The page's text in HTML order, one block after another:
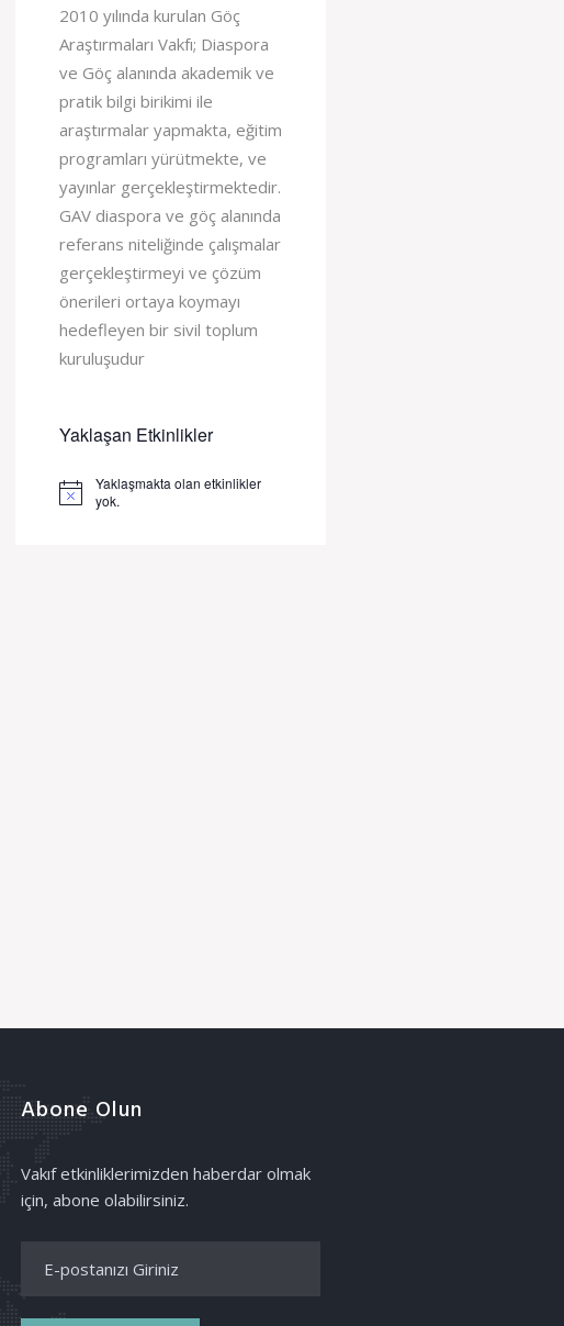
2010 yılında kurulan Göç
Araştırmaları Vakfı; Diaspora
ve Göç alanında akademik ve
pratik bilgi birikimi ile
araştırmalar yapmakta, eğitim
programları yürütmekte, ve
yayınlar gerçekleştirmektedir.
GAV diaspora ve göç alanında
referans niteliğinde çalışmalar
gerçekleştirmeyi ve çözüm
önerileri ortaya koymayı
hedefleyen bir sivil toplum
kuruluşudur
Yaklaşan Etkinlikler
Notice
Yaklaşmakta olan etkinlikler
yok.
Abone Olun
Vakıf etkinliklerimizden haberdar olmak
için, abone olabilirsiniz.